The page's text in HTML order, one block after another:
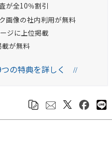
が全10％割引
画像の社内利用が無料
ジに上位掲載
載が無料
の特典を詳しく //